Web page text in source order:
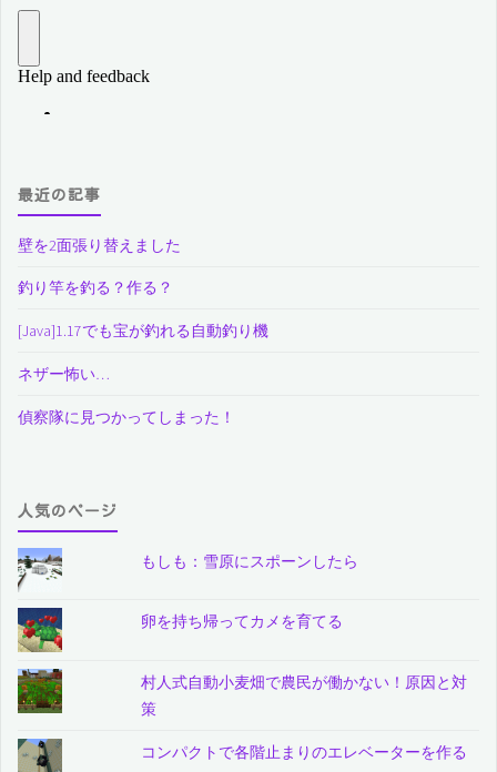
最近の記事
壁を2面張り替えました
釣り竿を釣る？作る？
[Java]1.17でも宝が釣れる自動釣り機
ネザー怖い…
偵察隊に見つかってしまった！
人気のページ
もしも：雪原にスポーンしたら
卵を持ち帰ってカメを育てる
村人式自動小麦畑で農民が働かない！原因と対
策
コンパクトで各階止まりのエレベーターを作る